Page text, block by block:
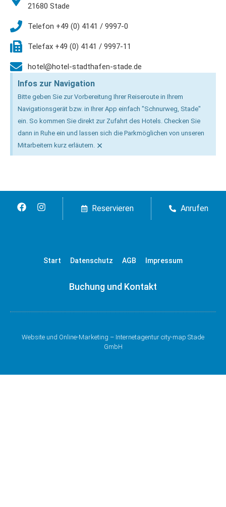
21680 Stade
Telefon +49 (0) 4141 / 9997-0
Telefax +49 (0) 4141 / 9997-11
hotel@hotel-stadthafen-stade.de
Infos zur Navigation
Bitte geben Sie zur Vorbereitung Ihrer Reiseroute in Ihrem
Navigationsgerät bzw. in Ihrer App einfach "Schnurweg, Stade"
ein. So kommen Sie direkt zur Zufahrt des Hotels. Checken Sie
dann in Ruhe ein und lassen sich die Parkmöglichen von unseren
Mitarbeitern kurz erläutern. ×
Reservieren Anrufen
Start Datenschutz AGB Impressum
Buchung und Kontakt
Website und Online-Marketing – Internetagentur city-map Stade
GmbH